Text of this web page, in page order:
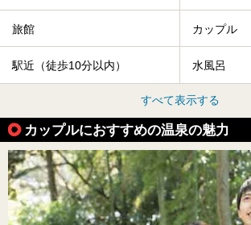
旅館 カップル
駅近（徒歩10分以内） 水風呂
すべて表示する
カップルにおすすめの温泉の魅力